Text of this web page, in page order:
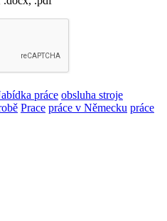
práce obsluha stroje
Prace práce v Německu práce